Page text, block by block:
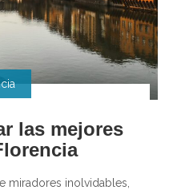
las mejores
miradores inolvidables,